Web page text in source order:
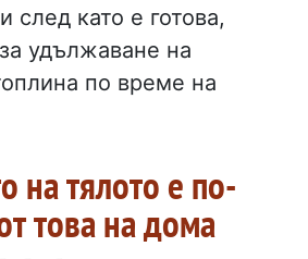
след като е готова,
удължаване на
по време на
на тялото е по-
това на дома